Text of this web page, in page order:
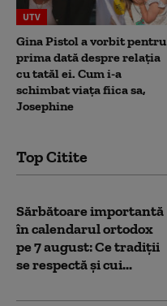
UTV
Gina Pistol a vorbit pentru
prima dată despre relația
cu tatăl ei. Cum i-a
schimbat viața fiica sa,
Josephine
Top Citite
Sărbătoare importantă
în calendarul ortodox
pe 7 august: Ce tradiții
se respectă și cui...